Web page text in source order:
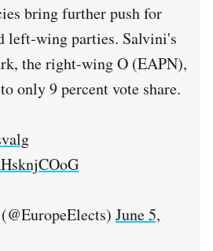
bring further push for
left-wing parties. Salvini's
the right-wing O (EAPN),
only 9 percent vote share.
June 5,